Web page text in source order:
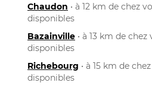
Chaudon • à 12 km de chez
disponibles
Bazainville • à 13 km de
disponibles
Richebourg • à 15 km de
disponibles